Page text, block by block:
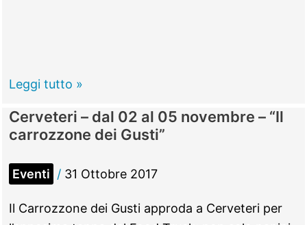
Trevignano
–
04
e
05
novembre
Leggi tutto »
Cerveteri – dal 02 al 05 novembre – “Il
carrozzone dei Gusti”
Eventi / 31 Ottobre 2017
Il Carrozzone dei Gusti approda a Cerveteri per